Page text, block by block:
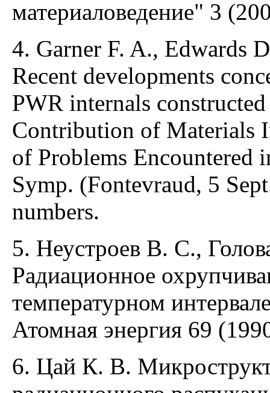
материаловедение" 3
4. Garner F. A., Edwards
Recent developments
PWR internals
Contribution of Materials
of Problems Encountered
Symp. (Fontevraud, 5
numbers.
5. Неустроев В. С.,
Радиационное
температурном
Атомная энергия 69
6. Цай К. В.